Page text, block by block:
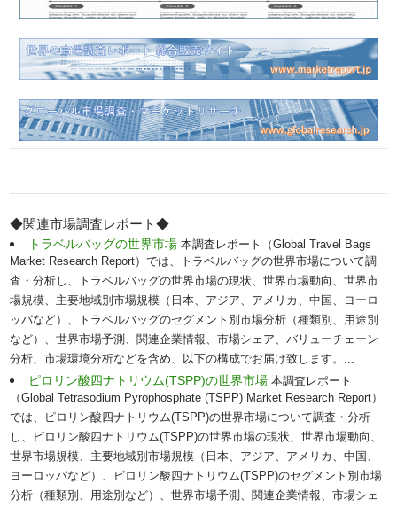
◆関連市場調査レポート◆
トラベルバッグの世界市場本調査レポート（Global Travel Bags
Market Research Report）では、トラベルバッグの世界市場について調
査・分析し、トラベルバッグの世界市場の現状、世界市場動向、世界市
場規模、主要地域別市場規模（日本、アジア、アメリカ、中国、ヨーロ
ッパなど）、トラベルバッグのセグメント別市場分析（種類別、用途別
など）、世界市場予測、関連企業情報、市場シェア、バリューチェーン
分析、市場環境分析などを含め、以下の構成でお届け致します。...
ピロリン酸四ナトリウム(TSPP)の世界市場本調査レポート
（Global Tetrasodium Pyrophosphate (TSPP) Market Research Report）
では、ピロリン酸四ナトリウム(TSPP)の世界市場について調査・分析
し、ピロリン酸四ナトリウム(TSPP)の世界市場の現状、世界市場動向、
世界市場規模、主要地域別市場規模（日本、アジア、アメリカ、中国、
ヨーロッパなど）、ピロリン酸四ナトリウム(TSPP)のセグメント別市場
分析（種類別、用途別など）、世界市場予測、関連企業情報、市場シェ